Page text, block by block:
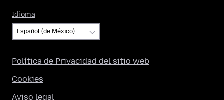
Idioma
Política de Privacidad del sitio web
Cookies
Aviso legal